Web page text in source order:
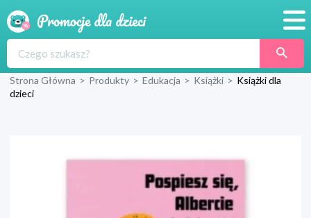
Produkty
Wyprawka
Strona Główna > Produkty > Edukacja > Książki > Książki dla
dzieci